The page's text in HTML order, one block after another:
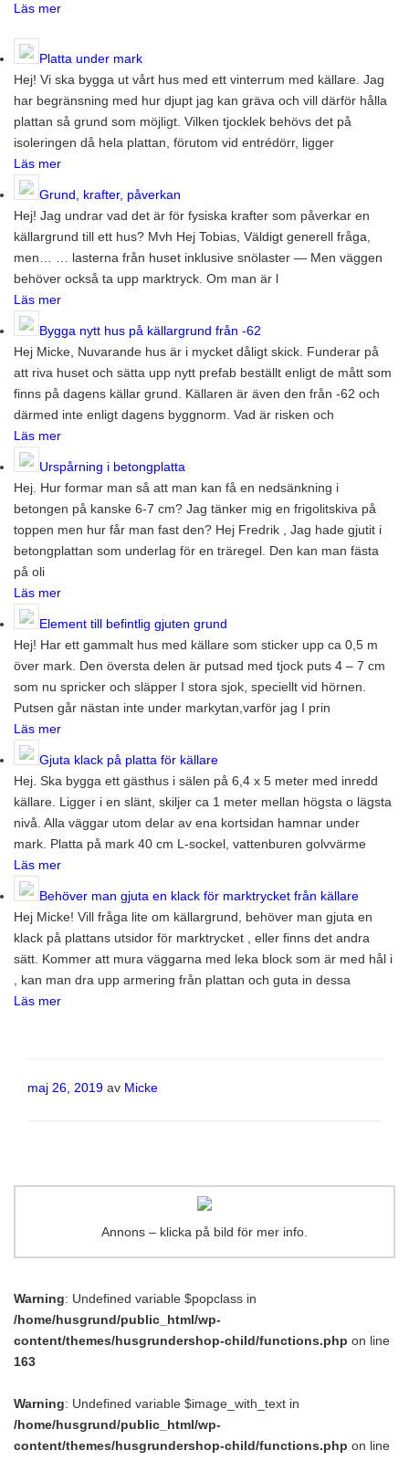
Läs mer
Platta under mark
Hej! Vi ska bygga ut vårt hus med ett vinterrum med källare. Jag
har begränsning med hur djupt jag kan gräva och vill därför hålla
plattan så grund som möjligt. Vilken tjocklek behövs det på
isoleringen då hela plattan, förutom vid entrédörr, ligger
Läs mer
Grund, krafter, påverkan
Hej! Jag undrar vad det är för fysiska krafter som påverkar en
källargrund till ett hus? Mvh Hej Tobias, Väldigt generell fråga,
men… … lasterna från huset inklusive snölaster — Men väggen
behöver också ta upp marktryck. Om man är l
Läs mer
Bygga nytt hus på källargrund från -62
Hej Micke, Nuvarande hus är i mycket dåligt skick. Funderar på
att riva huset och sätta upp nytt prefab beställt enligt de mått som
finns på dagens källar grund. Källaren är även den från -62 och
därmed inte enligt dagens byggnorm. Vad är risken och
Läs mer
Urspårning i betongplatta
Hej. Hur formar man så att man kan få en nedsänkning i
betongen på kanske 6-7 cm? Jag tänker mig en frigolitskiva på
toppen men hur får man fast den? Hej Fredrik , Jag hade gjutit i
betongplattan som underlag för en träregel. Den kan man fästa
på oli
Läs mer
Element till befintlig gjuten grund
Hej! Har ett gammalt hus med källare som sticker upp ca 0,5 m
över mark. Den översta delen är putsad med tjock puts 4 – 7 cm
som nu spricker och släpper I stora sjok, speciellt vid hörnen.
Putsen går nästan inte under markytan,varför jag I prin
Läs mer
Gjuta klack på platta för källare
Hej. Ska bygga ett gästhus i sälen på 6,4 x 5 meter med inredd
källare. Ligger i en slänt, skiljer ca 1 meter mellan högsta o lägsta
nivå. Alla väggar utom delar av ena kortsidan hamnar under
mark. Platta på mark 40 cm L-sockel, vattenburen golvvärme
Läs mer
Behöver man gjuta en klack för marktrycket från källare
Hej Micke! Vill fråga lite om källargrund, behöver man gjuta en
klack på plattans utsidor för marktrycket , eller finns det andra
sätt. Kommer att mura väggarna med leka block som är med hål i
, kan man dra upp armering från plattan och guta in dessa
Läs mer
Publicerat
maj 26, 2019 av Micke
Annons – klicka på bild för mer info.
Warning: Undefined variable $popclass in
/home/husgrund/public_html/wp-
content/themes/husgrundershop-child/functions.php on line
163
Warning: Undefined variable $image_with_text in
/home/husgrund/public_html/wp-
content/themes/husgrundershop-child/functions.php on line